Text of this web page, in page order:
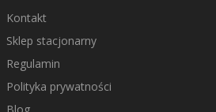
Kontakt
Sklep stacjonarny
Regulamin
Polityka prywatności